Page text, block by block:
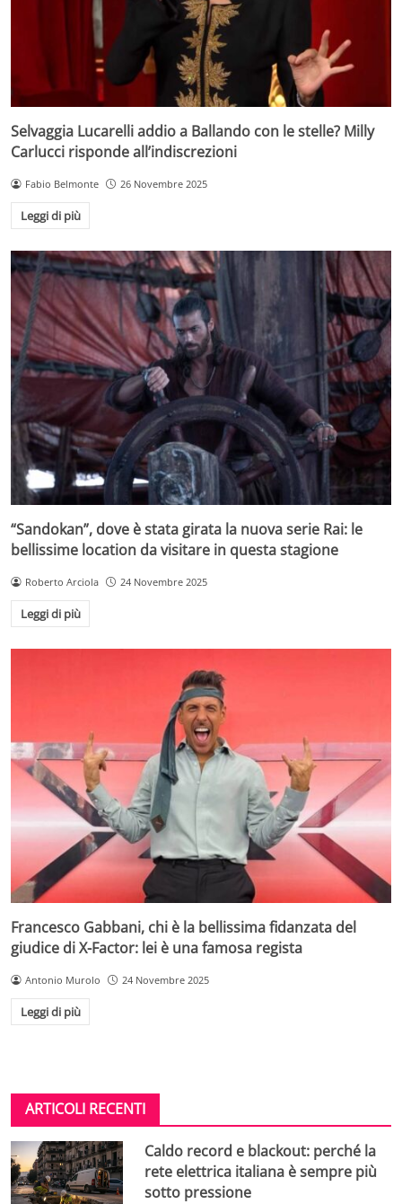
Selvaggia Lucarelli addio a Ballando con le stelle? Milly
Carlucci risponde all’indiscrezioni
Fabio Belmonte 26 Novembre 2025
Leggi di più
“Sandokan”, dove è stata girata la nuova serie Rai: le
bellissime location da visitare in questa stagione
Roberto Arciola 24 Novembre 2025
Leggi di più
Francesco Gabbani, chi è la bellissima fidanzata del
giudice di X-Factor: lei è una famosa regista
Antonio Murolo 24 Novembre 2025
Leggi di più
ARTICOLI RECENTI
Caldo record e blackout: perché la
rete elettrica italiana è sempre più
sotto pressione